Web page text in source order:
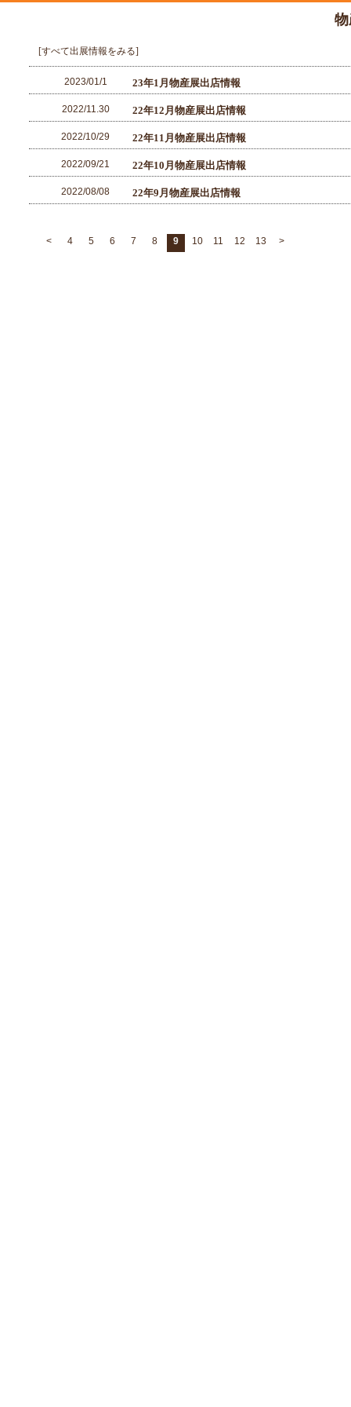
[すべて出展情報をみる]
2023/01/1 23年1月物産展出店情報
2022/11.30 22年12月物産展出店情報
2022/10/29 22年11月物産展出店情報
2022/09/21 22年10月物産展出店情報
2022/08/08 22年9月物産展出店情報
< 4 5 6 7 8 9 10 11 12 13 >